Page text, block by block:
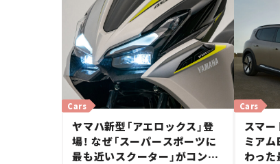
Cars
ヤマハ新型「アエロックス」登
場！ なぜ「スーパースポーツに
最も近いスクーター」がコンセ
Cars
スマー
ミア
わった